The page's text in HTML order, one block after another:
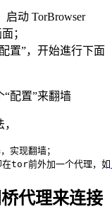
启动 TorBrowser
；
置”，开始進行下面
配置”来翻墙
实现翻墙；
tor前外加一个代理，如
代理来连接